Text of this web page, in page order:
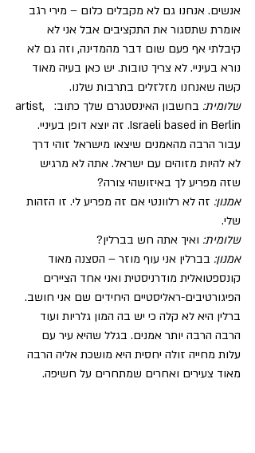
אנשים. אנחנו גם לא מקבלים כלום – מירי רגב
אומרת שתסגור את התקציבים אבל אני לא
קיבלתי אף פעם שום דבר מהמדינה, וזה גם לא
נורא בעיניי. לא צריך טובות. יש כאן בעיה מאוד
קשה שאנחנו מזלזלים בתרבות שלנו.
שלומית:
בחשבון האינסטגרם שלך כתוב:  artist,
Israeli based in Berlin. זה יוצא דופן בעיניי.
עבור הרבה מהאמנים שיצאו מישראל זוהי דרך
לא להיות מזוהים עם ישראל. אתה לא מרגיש
שזה מפריע לך באיזושהי צורה?
אמנון: זה לא רלוונטי אם זה מפריע לי. זו הזהות
שלי.
שלומית: ואיך אתה חש בברלין?
אמנון: בברלין אני עוף מוזר – הסצנה מאוד
קונספטואלית מודרניסטית ואני אחד הציירים
הפיגורטיבים-ראליסטיים היחידים שם אני חושב.
ברלין היא לא קלה כי יש בה המון גלריות ועוד
הרבה הרבה יותר אמנים. בגלל שהיא עיר עם
עלות מחייה זולה יחסית היא מושכת אליה הרבה
מאוד צעירים ואחרים שמתחרים על חשיפה.